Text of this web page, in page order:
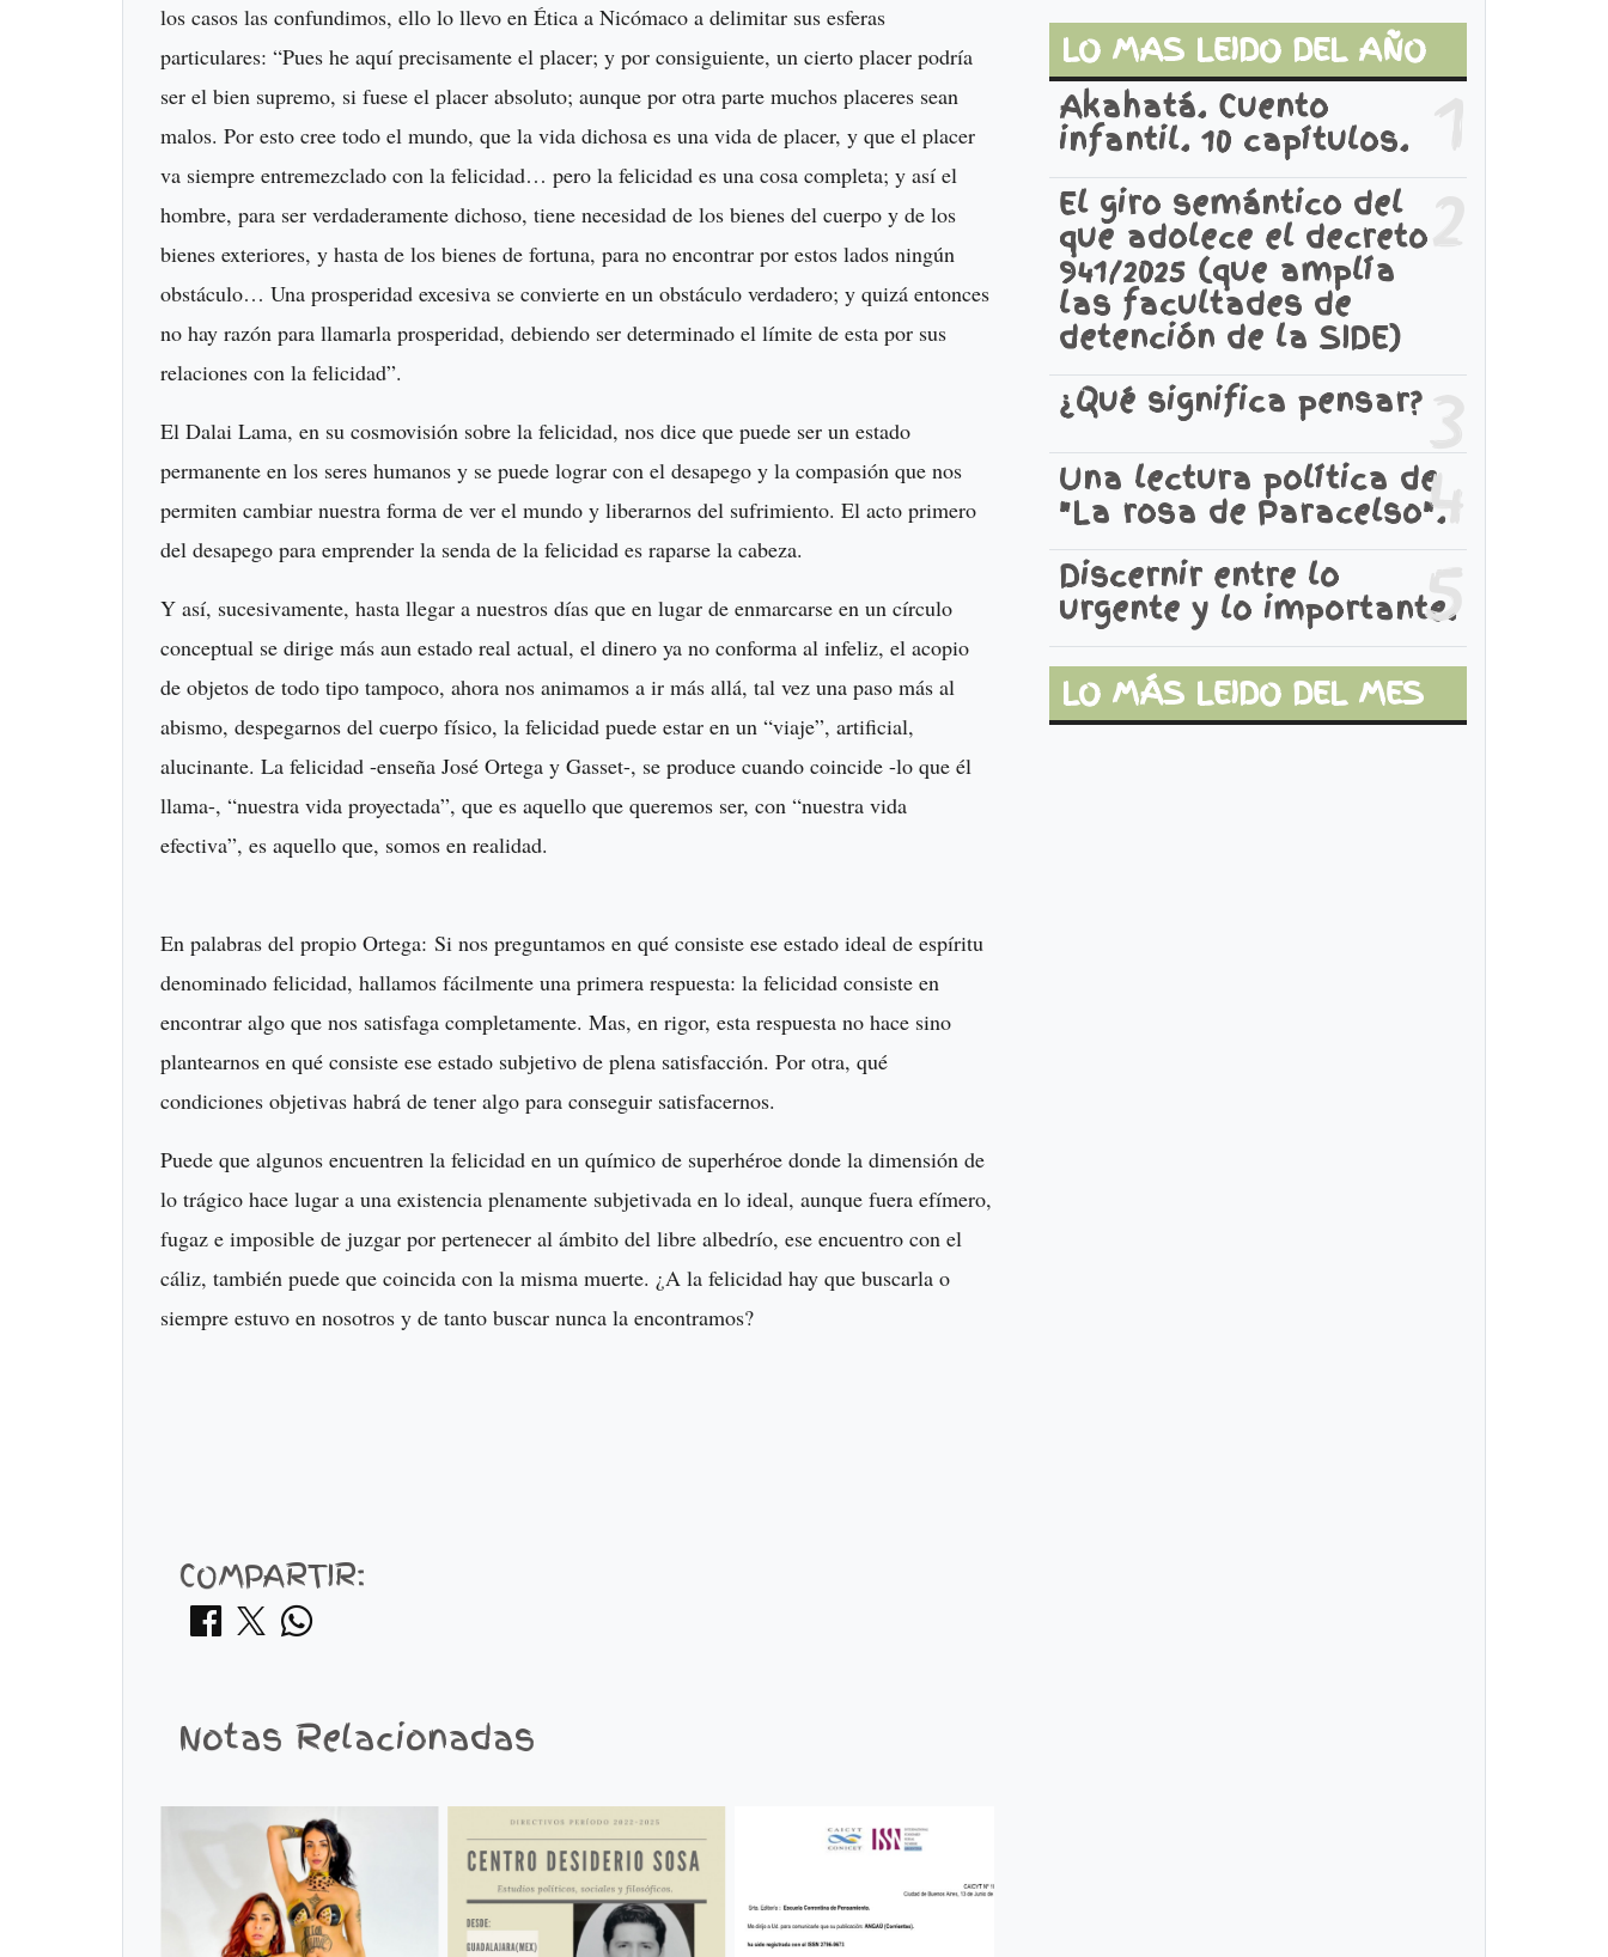
los casos las confundimos, ello lo llevo en Ética a Nicómaco a delimitar sus esferas
particulares: “Pues he aquí precisamente el placer; y por consiguiente, un cierto placer podría
ser el bien supremo, si fuese el placer absoluto; aunque por otra parte muchos placeres sean
malos. Por esto cree todo el mundo, que la vida dichosa es una vida de placer, y que el placer
va siempre entremezclado con la felicidad… pero la felicidad es una cosa completa; y así el
hombre, para ser verdaderamente dichoso, tiene necesidad de los bienes del cuerpo y de los
bienes exteriores, y hasta de los bienes de fortuna, para no encontrar por estos lados ningún
obstáculo… Una prosperidad excesiva se convierte en un obstáculo verdadero; y quizá entonces
no hay razón para llamarla prosperidad, debiendo ser determinado el límite de esta por sus
relaciones con la felicidad”.
El Dalai Lama, en su cosmovisión sobre la felicidad, nos dice que puede ser un estado
permanente en los seres humanos y se puede lograr con el desapego y la compasión que nos
permiten cambiar nuestra forma de ver el mundo y liberarnos del sufrimiento. El acto primero
del desapego para emprender la senda de la felicidad es raparse la cabeza.
Y así, sucesivamente, hasta llegar a nuestros días que en lugar de enmarcarse en un círculo
conceptual se dirige más aun estado real actual, el dinero ya no conforma al infeliz, el acopio
de objetos de todo tipo tampoco, ahora nos animamos a ir más allá, tal vez una paso más al
abismo, despegarnos del cuerpo físico, la felicidad puede estar en un “viaje”, artificial,
alucinante. La felicidad -enseña José Ortega y Gasset-, se produce cuando coincide -lo que él
llama-, “nuestra vida proyectada”, que es aquello que queremos ser, con “nuestra vida
efectiva”, es aquello que, somos en realidad.
En palabras del propio Ortega: Si nos preguntamos en qué consiste ese estado ideal de espíritu
denominado felicidad, hallamos fácilmente una primera respuesta: la felicidad consiste en
encontrar algo que nos satisfaga completamente. Mas, en rigor, esta respuesta no hace sino
plantearnos en qué consiste ese estado subjetivo de plena satisfacción. Por otra, qué
condiciones objetivas habrá de tener algo para conseguir satisfacernos.
Puede que algunos encuentren la felicidad en un químico de superhéroe donde la dimensión de
lo trágico hace lugar a una existencia plenamente subjetivada en lo ideal, aunque fuera efímero,
fugaz e imposible de juzgar por pertenecer al ámbito del libre albedrío, ese encuentro con el
cáliz, también puede que coincida con la misma muerte. ¿A la felicidad hay que buscarla o
siempre estuvo en nosotros y de tanto buscar nunca la encontramos?
COMPARTIR:
Notas Relacionadas
LO MAS LEIDO DEL AÑO
1
Akahatá. Cuento
infantil. 10 capítulos.
2
El giro semántico del
que adolece el decreto
941/2025 (que amplía
las facultades de
detención de la SIDE)
3
¿Qué significa pensar?
4
Una lectura política de
"La rosa de Paracelso".
5
Discernir entre lo
urgente y lo importante.
LO MÁS LEIDO DEL MES